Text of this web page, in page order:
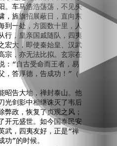
。车马浩浩荡荡，不见头
，旌旗招展蔽日，直向东
到一处，方圆数十里，人
行，皇亲国戚随队，四夷
宏大，即使秦始皇、汉武
宗，亦无法比拟。玄宗在
：“自古受命而王者，易
，答厚德，告成功！”（
告大地，禅封泰山。他
光剑影中相继诛灭了韦后
弊政，恢复了贞观之风；
开元盛世。如今国泰民安
武，四夷友好，正是“禅
功”的时候。